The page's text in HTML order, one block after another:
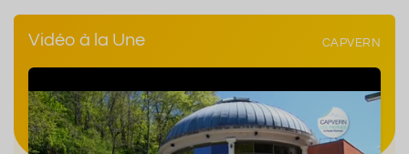
Vidéo à la Une CAPVERN